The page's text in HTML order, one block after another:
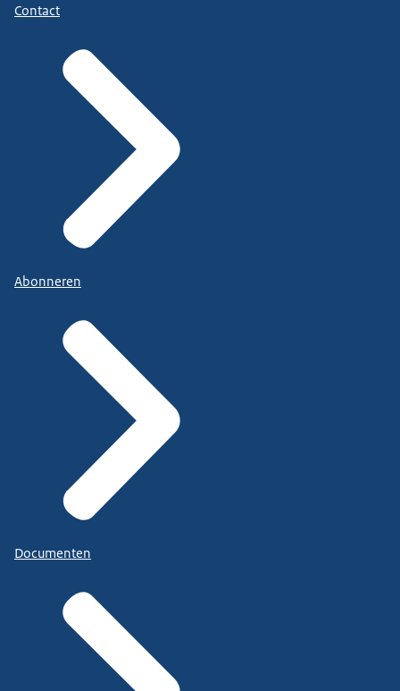
Contact
Abonneren
Documenten